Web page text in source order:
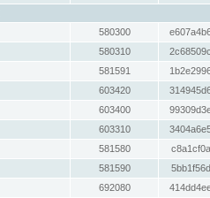
580300
580310
581591
603420
603400
603310
581580
581590
692080